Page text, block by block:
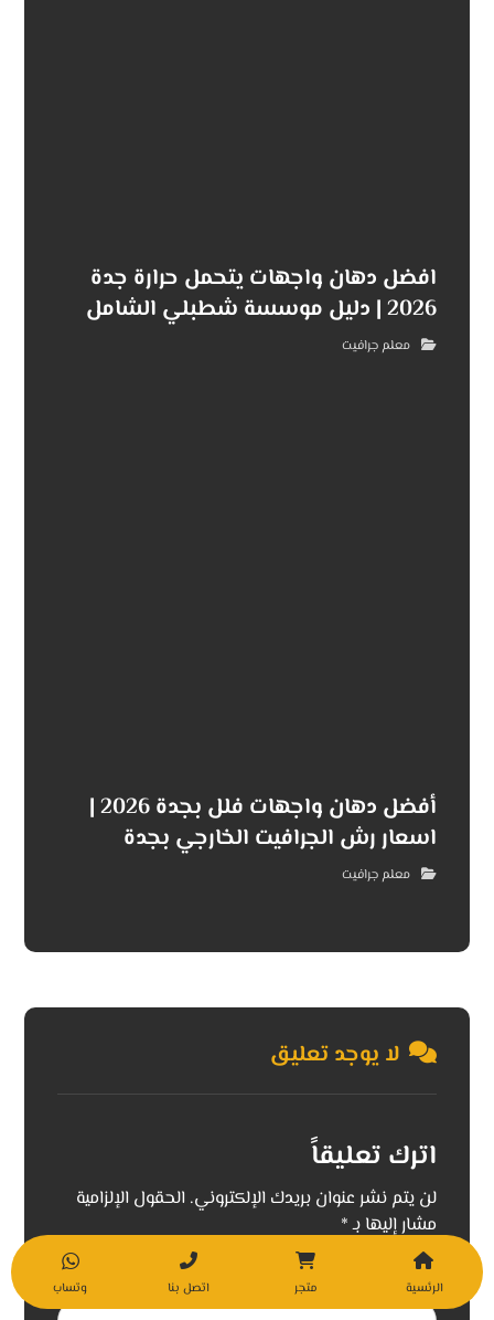
افضل دهان واجهات يتحمل حرارة جدة
2026 | دليل موسسة شطبلي الشامل
معلم جرافيت
أفضل دهان واجهات فلل بجدة 2026 |
اسعار رش الجرافيت الخارجي بجدة
معلم جرافيت
لا يوجد تعليق
اترك تعليقاً
لن يتم نشر عنوان بريدك الإلكتروني. الحقول الإلزامية
مشار إليها بـ*
التعليق
الرئسية متجر اتصل بنا وتساب